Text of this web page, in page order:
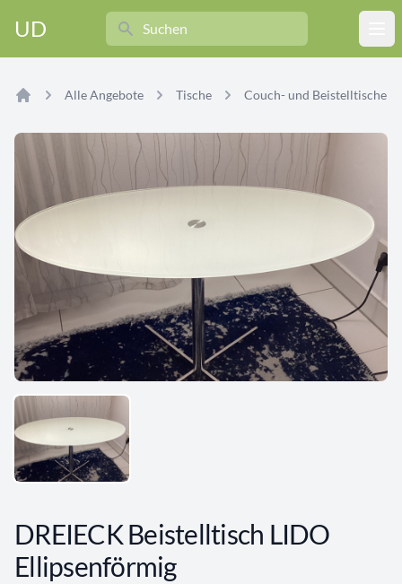
UD
Search
Alle Angebote Tische Couch- und Beistelltische
DREIECK Beistelltisch LIDO
Ellipsenförmig